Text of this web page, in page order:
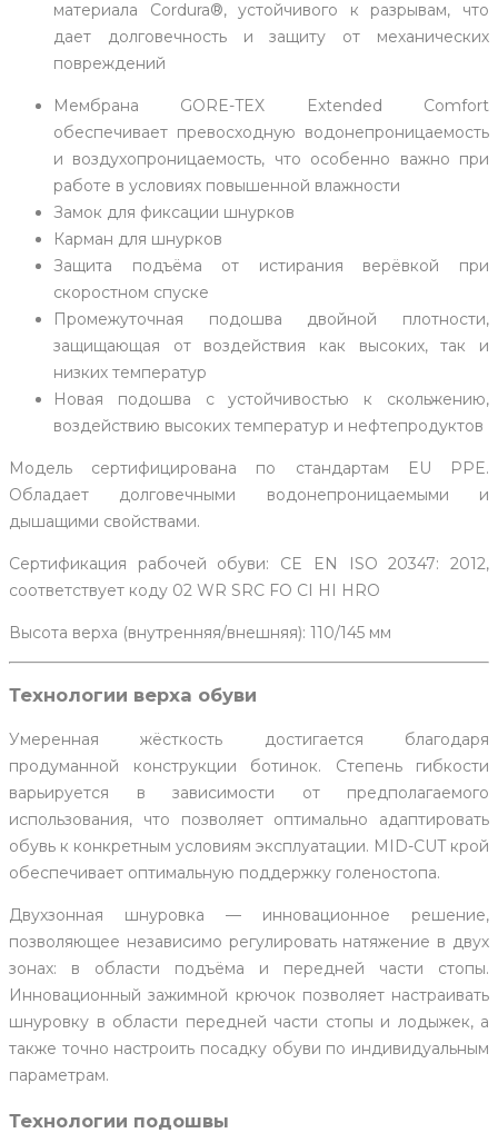
материала Cordura®, устойчивого к разрывам, что
дает долговечность и защиту от механических
повреждений
Мембрана GORE-TEX Extended Comfort
обеспечивает превосходную водонепроницаемость
и воздухопроницаемость, что особенно важно при
работе в условиях повышенной влажности
Замок для фиксации шнурков
Карман для шнурков
Защита подъёма от истирания верёвкой при
скоростном спуске
Промежуточная подошва двойной плотности,
защищающая от воздействия как высоких, так и
низких температур
Новая подошва с устойчивостью к скольжению,
воздействию высоких температур и нефтепродуктов
Модель сертифицирована по стандартам EU PPE.
Обладает долговечными водонепроницаемыми и
дышащими свойствами.
Сертификация рабочей обуви: CE EN ISO 20347: 2012,
соответствует коду 02 WR SRC FO CI HI HRO
Высота верха (внутренняя/внешняя): 110/145 мм
Технологии верха обуви
Умеренная жёсткость достигается благодаря
продуманной конструкции ботинок. Степень гибкости
варьируется в зависимости от предполагаемого
использования, что позволяет оптимально адаптировать
обувь к конкретным условиям эксплуатации. MID-CUT крой
обеспечивает оптимальную поддержку голеностопа.
Двухзонная шнуровка — инновационное решение,
позволяющее независимо регулировать натяжение в двух
зонах: в области подъёма и передней части стопы.
Инновационный зажимной крючок позволяет настраивать
шнуровку в области передней части стопы и лодыжек, а
также точно настроить посадку обуви по индивидуальным
параметрам.
Технологии подошвы